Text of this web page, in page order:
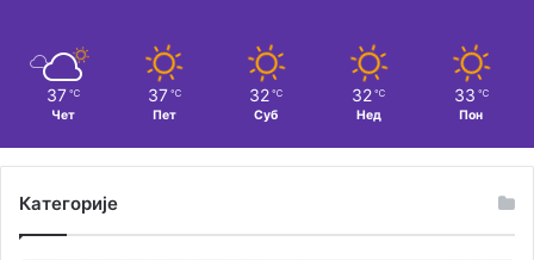
37 ℃
Чет
37 ℃
Пет
32 ℃
Суб
32 ℃
Нед
33 ℃
Пон
Категорије